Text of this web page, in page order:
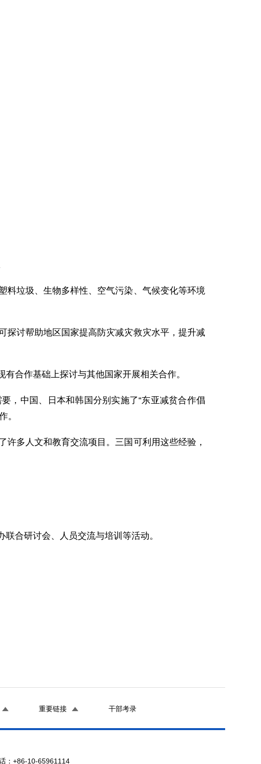
垃圾、生物多样性、空气污染、气候变化等环境
讨帮助地区国家提高防灾减灾救灾水平，提升减
合作基础上探讨与其他国家开展相关合作。
中国、日本和韩国分别实施了“东亚减贫合作倡
。
多人文和教育交流项目。三国可利用这些经验，
合研讨会、人员交流与培训等活动。
重要链接 干部考录
：+86-10-65961114